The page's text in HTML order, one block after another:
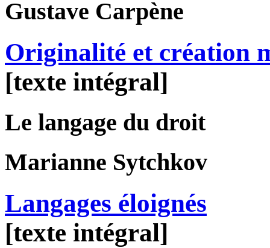
Gustave Carpène
Originalité et création
[texte intégral]
Le langage du droit
Marianne Sytchkov
Langages éloignés
[texte intégral]